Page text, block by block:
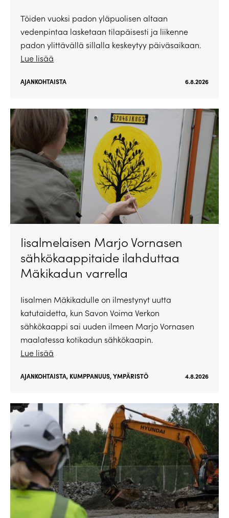
Töiden vuoksi padon yläpuolisen altaan
vedenpintaa lasketaan tilapäisesti ja liikenne
padon ylittävällä sillalla keskeytyy päiväsaikaan.
Lue lisää
AJANKOHTAISTA 6.8.2026
Iisalmelaisen Marjo Vornasen
sähkökaappitaide ilahduttaa
Mäkikadun varrella
Iisalmen Mäkikadulle on ilmestynyt uutta
katutaidetta, kun Savon Voima Verkon
sähkökaappi sai uuden ilmeen Marjo Vornasen
maalatessa kotikadun sähkökaapin.
Lue lisää
AJANKOHTAISTA, KUMPPANUUS,YMPÄRISTÖ 4.8.2026